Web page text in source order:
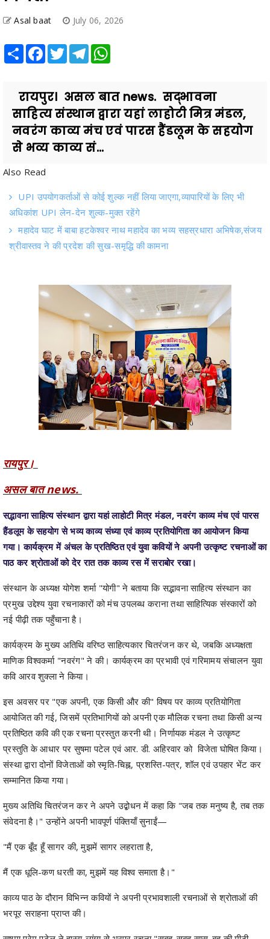
रायपुर। असल बात news. सद्भावना
नवरंग काव्य मंच एवं पारस हैंडलूम के सहयोग
से भव्य काव्य सं...
Also Read
अधिकांश UPI लेन-देन शुल्क-मुक्त रहेंगे
महादेव घाट में बाबा हटकेश्वर नाथ महादेव का भव्य सहस्रधारा अभिषेक,संजय
श्रीवास्तव ने की प्रदेश की सुख-समृद्धि की कामना
हैंडलूम के सहयोग से भव्य काव्य संध्या एवं काव्य प्रतियोगिता का आयोजन किया
गया। कार्यक्रम में अंचल के प्रतिष्ठित एवं युवा कवियों ने अपनी उत्कृष्ट रचनाओं का
पाठ कर श्रोताओं को देर रात तक काव्य रस में सराबोर रखा।
संस्थान के अध्यक्ष योगेश शर्मा "योगी" ने बताया कि सद्भावना साहित्य संस्थान का
प्रमुख उद्देश्य युवा रचनाकारों को मंच उपलब्ध कराना तथा साहित्यिक संस्कारों को
नई पीढ़ी तक पहुँचाना है।
कार्यक्रम के मुख्य अतिथि वरिष्ठ साहित्यकार चितरंजन कर थे, जबकि अध्यक्षता
माणिक विश्वकर्मा "नवरंग" ने की। कार्यक्रम का प्रभावी एवं गरिमामय संचालन युवा
कवि आरव शुक्ला ने किया।
इस अवसर पर "एक अपनी, एक किसी और की" विषय पर काव्य प्रतियोगिता
आयोजित की गई, जिसमें प्रतिभागियों को अपनी एक मौलिक रचना तथा किसी अन्य
प्रतिष्ठित कवि की एक रचना प्रस्तुत करनी थी। निर्णायक मंडल ने उत्कृष्ट
प्रस्तुति के आधार पर सुषमा पटेल एवं आर. डी. अहिरवार को विजेता घोषित किया।
संस्था द्वारा दोनों विजेताओं को स्मृति-चिह्न, प्रशस्ति-पत्र, शॉल एवं उपहार भेंट कर
सम्मानित किया गया।
मुख्य अतिथि चितरंजन कर ने अपने उद्बोधन में कहा कि "जब तक मनुष्य है, तब तक
संवेदना है।" उन्होंने अपनी भावपूर्ण पंक्तियाँ सुनाईं—
"मैं एक बूँद हूँ सागर की, मुझमें सागर लहराता है,
भरपूर सराहना प्राप्त की।
सुषमा प्रेम पटेल ने हास्य-व्यंग्य से भरपूर रचना "सुबह-सुबह सास-बहू की मीठी
नोक-झोंक" प्रस्तुत कर वातावरण को आनंदमय बना दिया।